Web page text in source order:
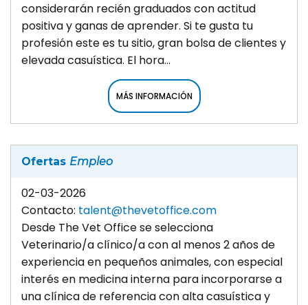
considerarán recién graduados con actitud
positiva y ganas de aprender. Si te gusta tu
profesión este es tu sitio, gran bolsa de clientes y
elevada casuística. El hora...
MÁS INFORMACIÓN
Ofertas Empleo
02-03-2026
Contacto: talent@thevetoffice.com
Desde The Vet Office se selecciona
Veterinario/a clínico/a con al menos 2 años de
experiencia en pequeños animales, con especial
interés en medicina interna para incorporarse a
una clínica de referencia con alta casuística y